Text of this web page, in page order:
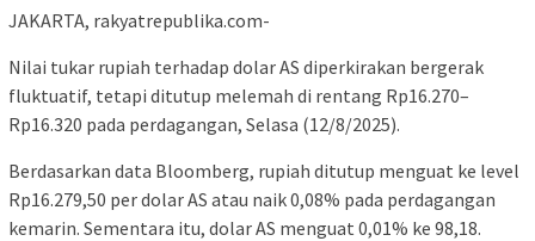
JAKARTA, rakyatrepublika.com-
Nilai tukar rupiah terhadap dolar AS diperkirakan bergerak
fluktuatif, tetapi ditutup melemah di rentang Rp16.270–
Rp16.320 pada perdagangan, Selasa (12/8/2025).
Berdasarkan data Bloomberg, rupiah ditutup menguat ke level
Rp16.279,50 per dolar AS atau naik 0,08% pada perdagangan
kemarin. Sementara itu, dolar AS menguat 0,01% ke 98,18.